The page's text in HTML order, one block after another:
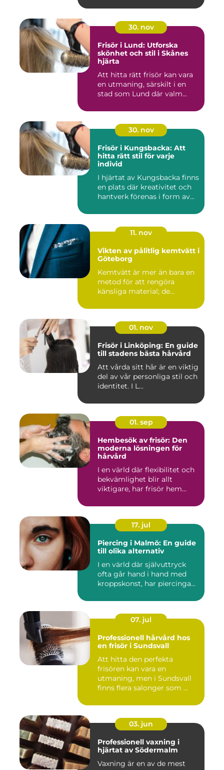
30. nov
Frisör i Lund: Utforska
skönhet och stil i Skånes
hjärta
Att hitta rätt frisör kan vara
en utmaning, särskilt i en
stad som Lund där valm...
30. nov
Frisör i Kungsbacka: Att
hitta rätt stil för varje
individ
I hjärtat av Kungsbacka finns
en plats där kreativitet och
hantverk förenas i form av...
11. nov
Vikten av pålitlig kemtvätt i
Göteborg
Kemtvätt är mer än bara en
metod för att rengöra
känsliga material; de...
01. nov
Frisör i Linköping: En guide
till stadens bästa hårvård
Att vårda sitt hår är en viktig
del av vår personliga stil och
identitet. I L...
01. sep
Hembesök av frisör: Den
moderna lösningen för
hårvård
I en värld där flexibilitet och
bekvämlighet blir allt
viktigare, har frisör hem...
17. jul
Piercing i Malmö: En guide
till olika alternativ
I en värld där självuttryck
ofta går hand i hand med
kroppskonst, har piercinga...
07. jul
Professionell hårvård hos
en frisör i Sundsvall
Att hitta den perfekta
frisören kan vara en
utmaning, men i Sundsvall
finns flera salonger som ...
03. jun
Professionell vaxning i
hjärtat av Södermalm
Vaxning är en av de mest